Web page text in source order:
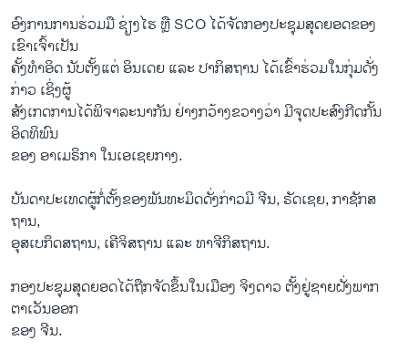
ລາຍການກະຈາຍສຽງ
ລາຍງານ
ຕິດຕາມພວກເຮົາ ທີ່
ພາສາຕ່າງໆ
ອົງການການຮ່ວມມື ຊ່ຽງໄຮ ຫຼື SCO ໄດ້ຈັດກອງປະຊຸມສຸດຍອດຂອງ
ເຂົາເຈົ້າເປັນ
ຄັ້ງທຳອິດ ນັບຕັ້ງແຕ່ ອິນເດຍ ແລະ ປາກິສຖານ ໄດ້ເຂົ້າຮ່ວມໃນກຸ່ມດັ່ງ
ກ່າວ ເຊິ່ງຜູ້
ສັງເກດການໄດ້ພິຈາລະນາກັນ ຢ່າງກວ້າງຂວາງວ່າ ມີຈຸດປະສົງກີດກັ້ນ
ອິດທິພົນ
ຂອງ ອາເມຣິກາ ໃນເອເຊຍກາງ.
ບັນດາປະເທດຜູ້ກໍ່ຕັ້ງຂອງພັນທະມິດດັ່ງກ່າວມີ ຈີນ, ຣັດເຊຍ, ກາຊັກສ
ຖານ,
ອຸສເບກິດສຖານ, ເຄີຈິສຖານ ແລະ ທາຈີກິສຖານ.
ກອງປະຊຸມສຸດຍອດໄດ້ຖືກຈັດຂຶ້ນໃນເມືອງ ຈິງດາວ ຕັ້ງຢູ່ຊາຍຝັ່ງພາກ
ຕາເວັນອອກ
ຂອງ ຈີນ.